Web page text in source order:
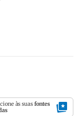
às suas fontes